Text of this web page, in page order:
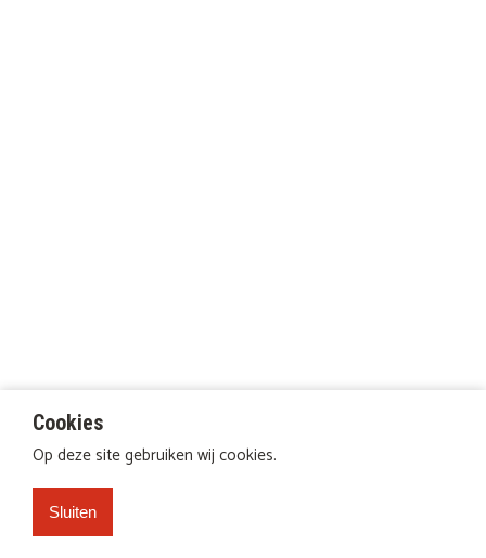
Cookies
Op deze site gebruiken wij cookies.
Sluiten